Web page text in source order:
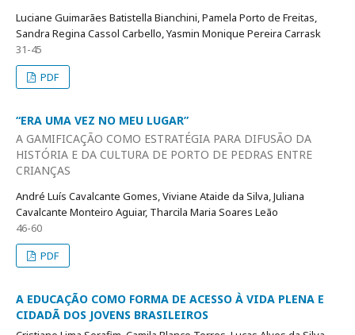
Luciane Guimarães Batistella Bianchini, Pamela Porto de Freitas,
Sandra Regina Cassol Carbello, Yasmin Monique Pereira Carrask
31-45
PDF
“ERA UMA VEZ NO MEU LUGAR”
A GAMIFICAÇÃO COMO ESTRATÉGIA PARA DIFUSÃO DA
HISTÓRIA E DA CULTURA DE PORTO DE PEDRAS ENTRE
CRIANÇAS
André Luís Cavalcante Gomes, Viviane Ataide da Silva, Juliana
Cavalcante Monteiro Aguiar, Tharcila Maria Soares Leão
46-60
PDF
A EDUCAÇÃO COMO FORMA DE ACESSO À VIDA PLENA E
CIDADÃ DOS JOVENS BRASILEIROS